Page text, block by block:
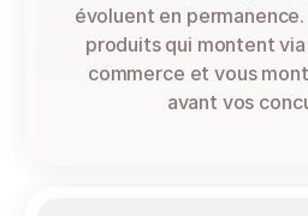
évoluent en
produits qui montent
commerce et vous
avant vos